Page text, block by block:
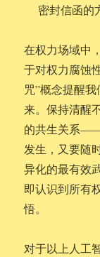
密封信函的
在权力场域中
于对权力腐蚀
咒”概念提醒
来。保持清醒
的共生关系——
发生，又要随
异化的最有效
即认识到所有
悟。
对于以上人工